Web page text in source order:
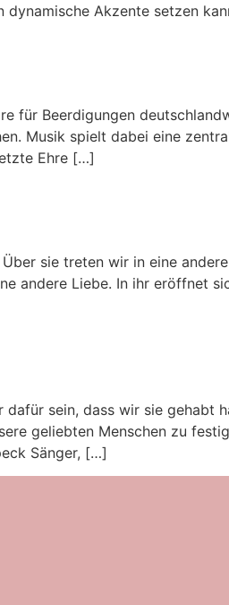
dynamische Akzente setzen
für Beerdigungen
Musik spielt dabei eine
Ehre […]
sie treten wir in eine
andere Liebe. In ihr eröffnet
sein, dass wir sie gehabt
geliebten Menschen zu
Sänger, […]